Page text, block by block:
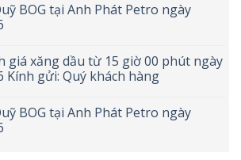
BOG tại Anh Phát Petro ngày
giá xăng dầu từ 15 giờ 00 phút ngày
Kính gửi: Quý khách hàng
BOG tại Anh Phát Petro ngày